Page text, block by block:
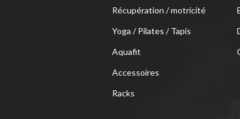
Récupération / motricité
Yoga / Pilates / Tapis
Aquafit
Accessoires
Racks